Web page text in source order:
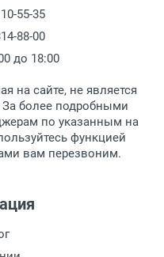
55-35
88-00
до 18:00
на сайте, не является
более подробными
по указанным на
функцией
вам перезвоним.